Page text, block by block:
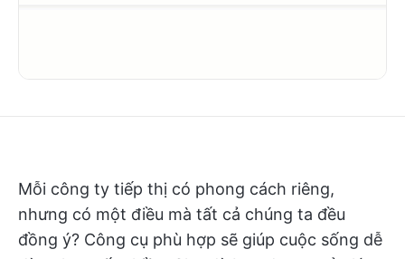
Mỗi công ty tiếp thị có phong cách riêng,
nhưng có một điều mà tất cả chúng ta đều
đồng ý? Công cụ phù hợp sẽ giúp cuộc sống dễ